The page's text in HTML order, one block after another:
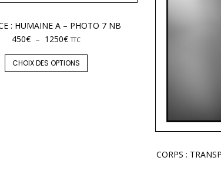
: HUMAINE A – PHOTO 7 NB
450€ – 1250€ TTC
CHOIX DES OPTIONS
CORPS :